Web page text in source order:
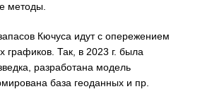
методы.
Кючуса идут с опережением
графиков. Так, в 2023 г. была
разработана модель
база геоданных и пр.